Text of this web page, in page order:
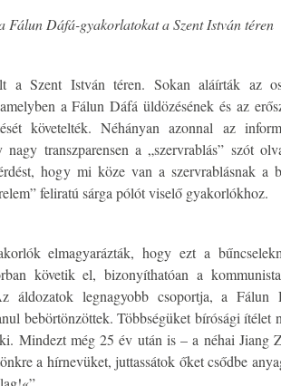
Fálun Dáfá-gyakorlatokat a Szent István téren
a Szent István téren. Sokan aláírták az
a Fálun Dáfá üldözésének és az
követelték. Néhányan azonnal az
transzparensen a „szervrablás” szót
hogy mi köze van a szervrablásnak a
feliratú sárga pólót viselő gyakorlókhoz.
elmagyarázták, hogy ezt a
követik el, bizonyíthatóan a
áldozatok legnagyobb csoportja, a Fálun
bebörtönzöttek. Többségüket bírósági ítélet
Mindezt még 25 év után is – a néhai Jiang
a hírnevüket, juttassátok őket csődbe